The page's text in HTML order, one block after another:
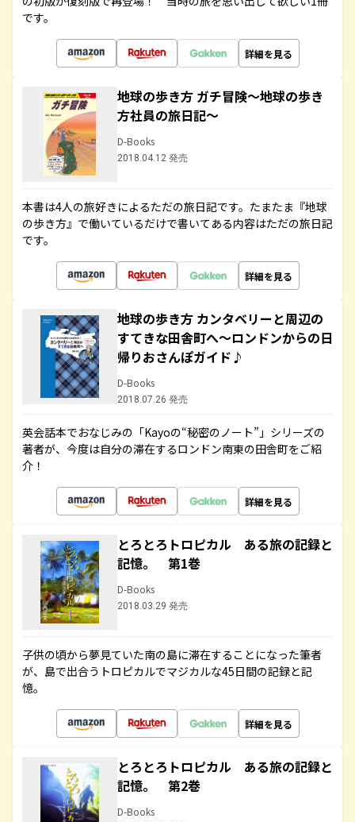
です。
詳細を見る
地球の歩き方 ガチ冒険～地球の歩き
方社員の旅日記～
D-Books
2018.04.12 発売
本書は4人の旅好きによるただの旅日記です。たまたま『地球
の歩き方』で働いているだけで書いてある内容はただの旅日記
です。
詳細を見る
地球の歩き方 カンタベリーと周辺の
すてきな田舎町へ～ロンドンからの日
帰りおさんぽガイド♪
D-Books
2018.07.26 発売
英会話本でおなじみの「Kayoの“秘密のノート”」シリーズの
著者が、今度は自分の滞在するロンドン南東の田舎町をご紹
介！
詳細を見る
とろとろトロピカル ある旅の記録と
記憶。 第1巻
D-Books
2018.03.29 発売
子供の頃から夢見ていた南の島に滞在することになった筆者
が、島で出合うトロピカルでマジカルな45日間の記録と記
憶。
詳細を見る
とろとろトロピカル ある旅の記録と
記憶。 第2巻
D-Books